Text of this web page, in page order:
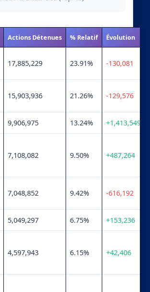
Actions Détenues % Relatif Évolution
17,885,229 23.91% -130,081
15,903,936 21.26% -129,576
9,906,975 13.24% +1,413,549
7,108,082 9.50% +487,264
7,048,852 9.42% -616,192
5,049,297 6.75% +153,236
4,597,943 6.15% +42,406